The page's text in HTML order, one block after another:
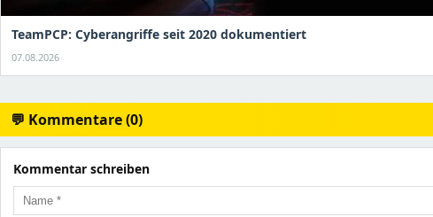
TeamPCP: Cyberangriffe seit 2020 dokumentiert
07.08.2026
💬 Kommentare (0)
Kommentar schreiben